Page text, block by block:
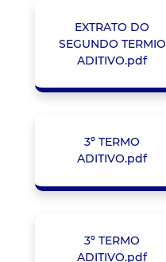
EXTRATO DO
SEGUNDO TERMIO
ADITIVO.pdf
3º TERMO
ADITIVO.pdf
3º TERMO
ADITIVO.pdf